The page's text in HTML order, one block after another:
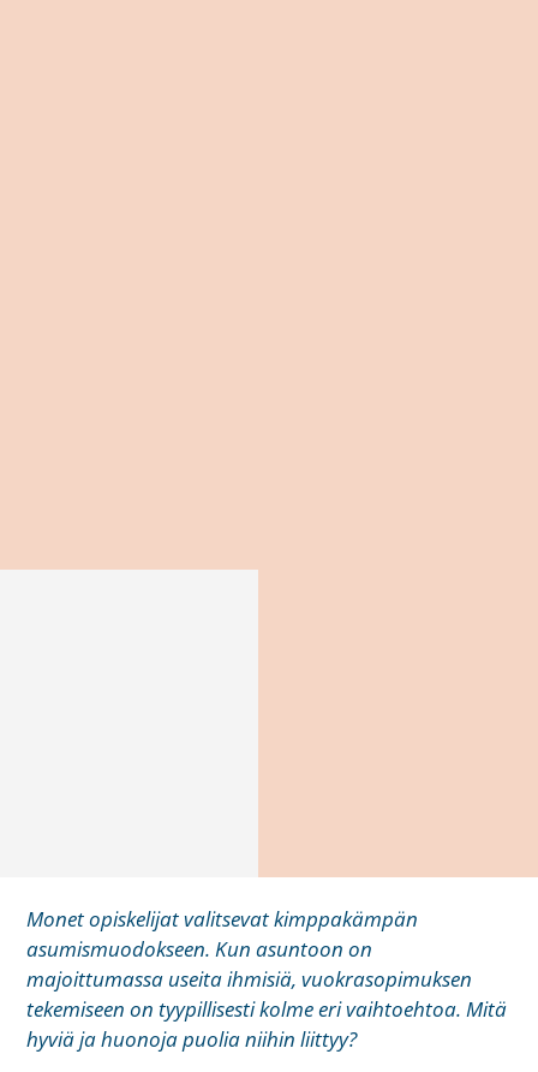
Monet opiskelijat valitsevat kimppakämpän
asumismuodokseen. Kun asuntoon on
majoittumassa useita ihmisiä, vuokrasopimuksen
tekemiseen on tyypillisesti kolme eri vaihtoehtoa. Mitä
hyviä ja huonoja puolia niihin liittyy?